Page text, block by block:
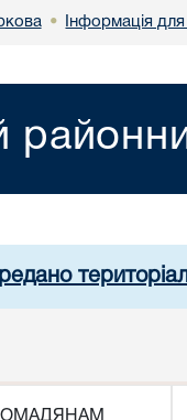
• Інформація